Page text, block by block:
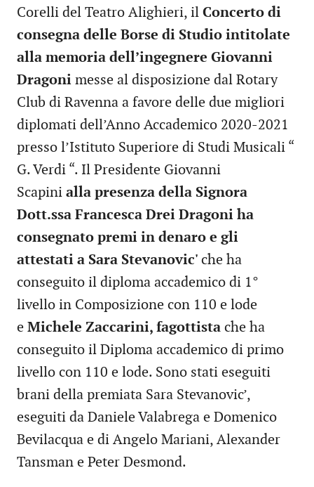
Corelli del Teatro Alighieri, il Concerto di
consegna delle Borse di Studio intitolate
alla memoria dell’ingegnere Giovanni
Dragoni messe al disposizione dal Rotary
Club di Ravenna a favore delle due migliori
diplomati dell’Anno Accademico 2020-2021
presso l’Istituto Superiore di Studi Musicali “
G. Verdi “. Il Presidente Giovanni
Scapini alla presenza della Signora
Dott.ssa Francesca Drei Dragoni ha
consegnato premi in denaro e gli
attestati a Sara Stevanovic' che ha
conseguito il diploma accademico di 1°
livello in Composizione con 110 e lode
e Michele Zaccarini, fagottista che ha
conseguito il Diploma accademico di primo
livello con 110 e lode. Sono stati eseguiti
brani della premiata Sara Stevanovic’,
eseguiti da Daniele Valabrega e Domenico
Bevilacqua e di Angelo Mariani, Alexander
Tansman e Peter Desmond.